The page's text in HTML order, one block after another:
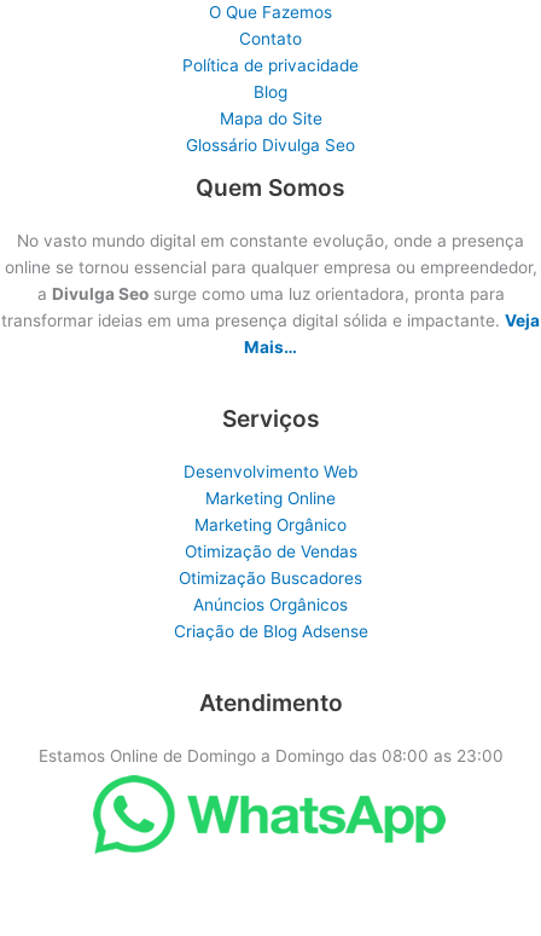
O Que Fazemos
Contato
Política de privacidade
Blog
Mapa do Site
Glossário Divulga Seo
Quem Somos
No vasto mundo digital em constante evolução, onde a presença
online se tornou essencial para qualquer empresa ou empreendedor,
a Divulga Seosurge como uma luz orientadora, pronta para
transformar ideias em uma presença digital sólida e impactante. Veja
Mais…
Serviços
Desenvolvimento Web
Marketing Online
Marketing Orgânico
Otimização de Vendas
Otimização Buscadores
Anúncios Orgânicos
Criação de Blog Adsense
Atendimento
Estamos Online de Domingo a Domingo das 08:00 as 23:00